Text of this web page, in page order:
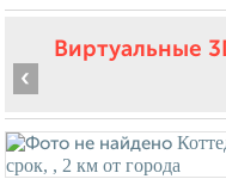
Виртуальные
‹